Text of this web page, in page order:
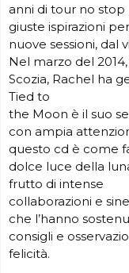
anni di tour no
giuste ispirazioni
nuove sessioni, dal
Nel marzo del
Scozia, Rachel ha
Tied to
the Moon è il suo
con ampia
questo cd è come
dolce luce della
frutto di intense
collaborazioni e
che l’hanno
consigli e
felicità.